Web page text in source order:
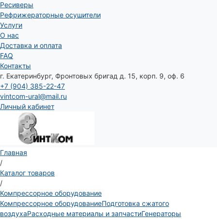
Ресиверы
Рефрижераторные осушители
Услуги
О нас
Доставка и оплата
FAQ
Контакты
г. Екатеринбург, Фронтовых бригад д. 15, корп. 9, оф. 6
+7 (904) 385-22-47
vintcom-ural@mail.ru
Личный кабинет
Главная
/
Каталог товаров
/
Компрессорное оборудование
Компрессорное оборудованиеПодготовка сжатого
воздухаРасходные материалы и запчастиГенераторы